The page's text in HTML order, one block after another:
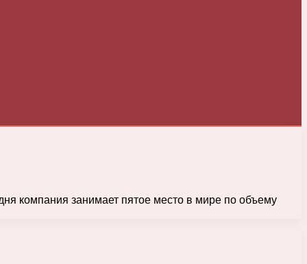
компания занимает пятое место в мире по объему